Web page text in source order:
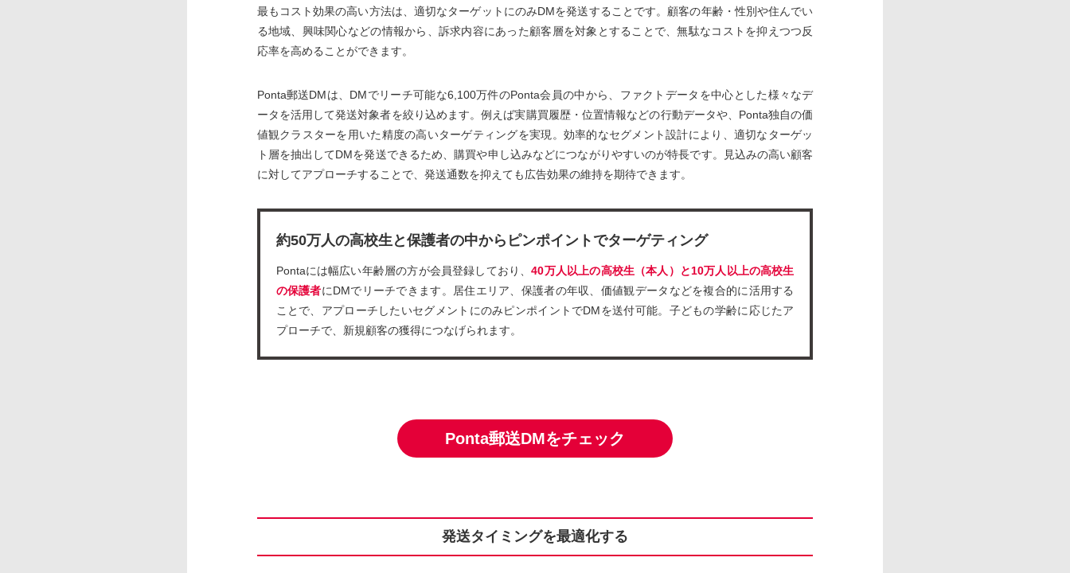
最もコスト効果の高い方法は、適切なターゲットにのみDMを発送することです。顧客の年齢・性別や住んでい
る地域、興味関心などの情報から、訴求内容にあった顧客層を対象とすることで、無駄なコストを抑えつつ反
応率を高めることができます。
Ponta郵送DMは、DMでリーチ可能な6,100万件のPonta会員の中から、ファクトデータを中心とした様々なデ
ータを活用して発送対象者を絞り込めます。例えば実購買履歴・位置情報などの行動データや、Ponta独自の価
値観クラスターを用いた精度の高いターゲティングを実現。効率的なセグメント設計により、適切なターゲッ
ト層を抽出してDMを発送できるため、購買や申し込みなどにつながりやすいのが特長です。見込みの高い顧客
に対してアプローチすることで、発送通数を抑えても広告効果の維持を期待できます。
約50万人の高校生と保護者の中からピンポイントでターゲティング
Pontaには幅広い年齢層の方が会員登録しており、40万人以上の高校生（本人）と10万人以上の高校生
の保護者にDMでリーチできます。居住エリア、保護者の年収、価値観データなどを複合的に活用する
ことで、アプローチしたいセグメントにのみピンポイントでDMを送付可能。子どもの学齢に応じたア
プローチで、新規顧客の獲得につなげられます。
Ponta郵送DMをチェック
発送タイミングを最適化する